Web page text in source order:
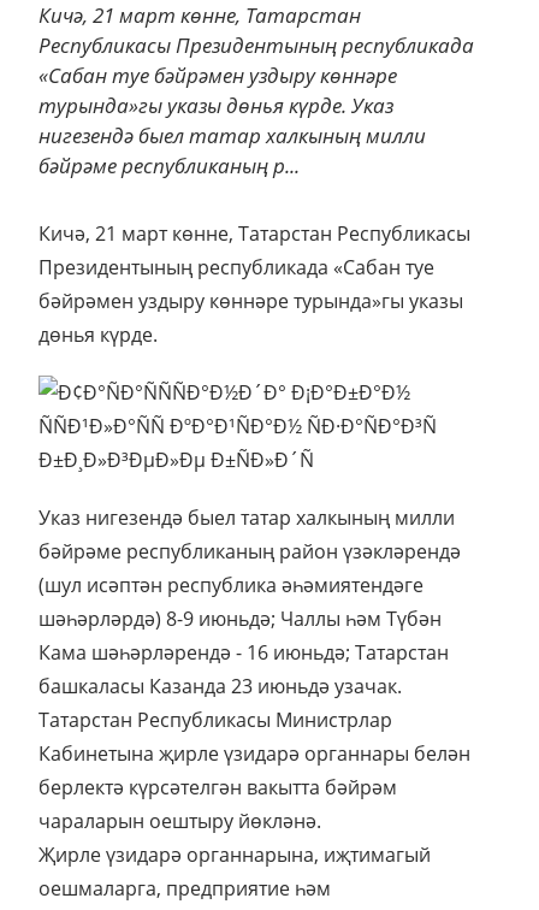
Кичә, 21 март көнне, Татарстан
Республикасы Президентының республикада
«Сабан туе бәйрәмен уздыру көннәре
турында»гы указы дөнья күрде. Указ
нигезендә быел татар халкының милли
бәйрәме республиканың р...
Кичә, 21 март көнне, Татарстан Республикасы
Президентының республикада «Сабан туе
бәйрәмен уздыру көннәре турында»гы указы
дөнья күрде.
Указ нигезендә быел татар халкының милли
бәйрәме республиканың район үзәкләрендә
(шул исәптән республика әһәмиятендәге
шәһәрләрдә) 8-9 июньдә; Чаллы һәм Түбән
Кама шәһәрләрендә - 16 июньдә; Татарстан
башкаласы Казанда 23 июньдә узачак.
Татарстан Республикасы Министрлар
Кабинетына җирле үзидарә органнары белән
берлектә күрсәтелгән вакытта бәйрәм
чараларын оештыру йөкләнә.
Җирле үзидарә органнарына, иҗтимагый
оешмаларга, предприятие һәм